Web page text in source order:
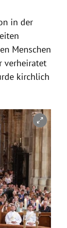
in der
Menschen
verheiratet
kirchlich